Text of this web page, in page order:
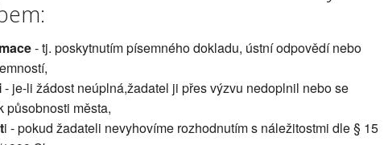
- tj. poskytnutím písemného dokladu, ústní odpovědí nebo
- je-li žádost neúplná,žadatel ji přes výzvu nedoplnil nebo se
působnosti města,
i - pokud žadateli nevyhovíme rozhodnutím s náležitostmi dle § 15